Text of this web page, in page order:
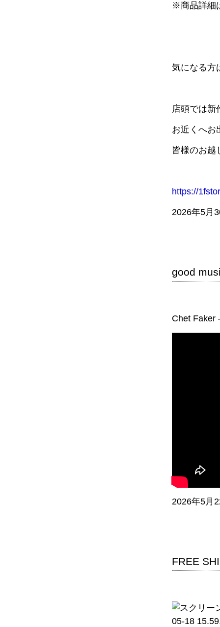
※商品詳細
気になる方
店頭では新
お近くへお
皆様のお越
https://
2026年5月
good
Chet Faker
2026年5月
FREE